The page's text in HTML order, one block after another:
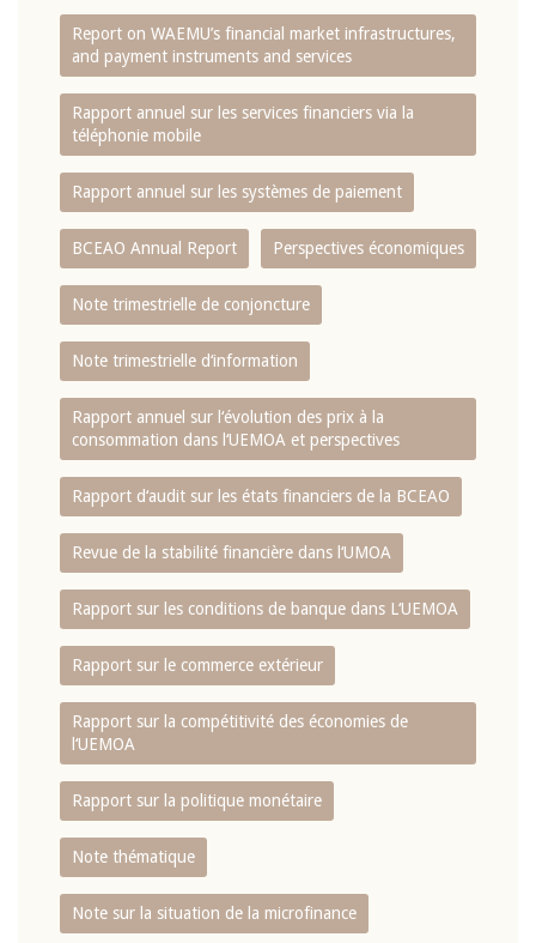
Report on WAEMU’s financial market infrastructures,
and payment instruments and services
Rapport annuel sur les services financiers via la
téléphonie mobile
Rapport annuel sur les systèmes de paiement
BCEAO Annual Report Perspectives économiques
Note trimestrielle de conjoncture
Note trimestrielle d‘information
Rapport annuel sur l‘évolution des prix à la
consommation dans l‘UEMOA et perspectives
Rapport d‘audit sur les états financiers de la BCEAO
Revue de la stabilité financière dans l‘UMOA
Rapport sur les conditions de banque dans L‘UEMOA
Rapport sur le commerce extérieur
Rapport sur la compétitivité des économies de
l‘UEMOA
Rapport sur la politique monétaire
Note thématique
Note sur la situation de la microfinance